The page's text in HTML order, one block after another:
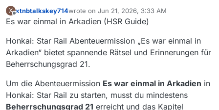
X xtnbtalkskey714wrote on Jun 21, 2026, 3:33 AM
last edited by
Es war einmal in Arkadien (HSR Guide)
Honkai: Star Rail Abenteuermission „Es war einmal in
Arkadien“ bietet spannende Rätsel und Erinnerungen für
Beherrschungsgrad 21.
Um die Abenteuermission Es war einmal in Arkadien in
Honkai: Star Rail zu starten, musst du mindestens
Beherrschungsgrad 21 erreicht und das Kapitel